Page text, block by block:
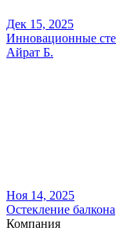
Дек 15, 2025
Инновационные
Айрат Б.
Ноя 14, 2025
Остекление балкона
Компания